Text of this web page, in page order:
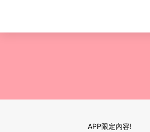
APP限定內容!